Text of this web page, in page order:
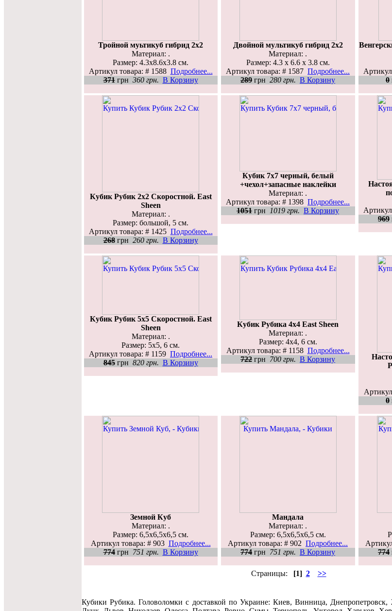
Тройной муьтикуб гибрид 2х2
Материал: .
Размер: 4.3x8.6x3.8 см.
Артикул товара: # 1588 Подробнее...
371грн 360 грн. В Корзину
Двойной мультикуб гибрид 2х2
Материал: .
Размер: 4.3 x 6.6 x 3.8 см.
Артикул товара: # 1587 Подробнее...
289 грн 280 грн. В Корзину
0
Кубик Рубик 2х2 Скоростной. East
Sheen
Материал: .
Размер: большой, 5 см.
Артикул товара: # 1425 Подробнее...
268грн 260 грн. В Корзину
Кубик 7х7 черный, белый
+чехол+запасные наклейки
Материал: .
Артикул товара: # 1398 Подробнее...
1051 грн 1019 грн. В Корзину
969
Кубик Рубик 5х5 Скоростной. East
Sheen
Материал: .
Размер: 5x5, 6 см.
Артикул товара: # 1159 Подробнее...
845грн 820 грн. В Корзину
Кубик Рубика 4х4 East Sheen
Материал: .
Размер: 4x4, 6 см.
Артикул товара: # 1158 Подробнее...
722 грн 700 грн. В Корзину
0
Земной Куб
Материал: .
Размер: 6,5x6,5x6,5 см.
Артикул товара: # 903 Подробнее...
774грн 751 грн. В Корзину
Мандала
Материал: .
Размер: 6,5x6,5x6,5 см.
Артикул товара: # 902 Подробнее...
774 грн 751 грн. В Корзину
774
Страницы: [1] 2 >>
Кубики Рубика. Головоломки c доставкой по Украине: Киев, Винница,